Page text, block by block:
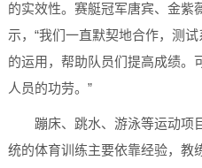
的实效性。赛艇冠军唐宾、金紫
示，“我们一直默契地合作，测
的运用，帮助队员们提高成绩。
人员的功劳。”
蹦床、跳水、游泳等运动项
统的体育训练主要依靠经验，教